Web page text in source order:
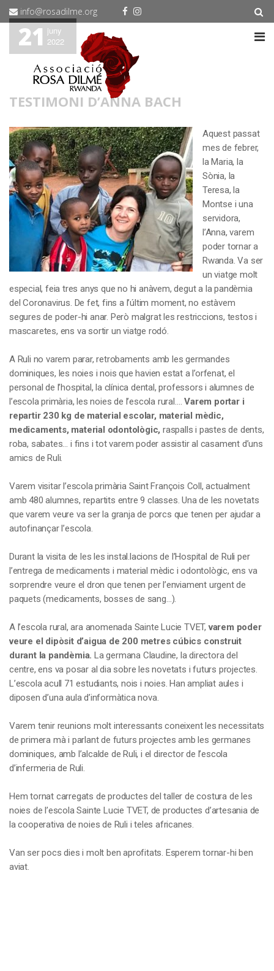
info@rosadilme.org
21 juny
2022
TESTIMONI D’ANNA BACH
Aquest passat
mes de febrer,
la Maria, la
Sònia, la
Teresa, la
Montse i una
servidora,
l’Anna, varem
poder tornar a
Rwanda. Va ser
un viatge molt
especial, feia tres anys que no hi anàvem, degut a la pandèmia
del Coronavirus. De fet, fins a l’últim moment, no estàvem
segures de poder-hi anar. Però malgrat les restriccions, testos i
mascaretes, ens va sortir un viatge rodó.
A Ruli no varem parar, retrobaments amb les germandes
dominiques, les noies i nois que havien estat a l’orfenat, el
personal de l’hospital, la clínica dental, professors i alumnes de
l’escola primària, les noies de l’escola rural….Varem portar i
repartir 230 kg de material escolar, material mèdic,
medicaments, material odontològic, raspalls i pastes de dents,
roba, sabates… i fins i tot varem poder assistir al casament d’uns
amics de Ruli.
Varem visitar l’escola primària Saint François Coll, actualment
amb 480 alumnes, repartits entre 9 classes. Una de les novetats
que varem veure va ser la granja de porcs que tenen per ajudar a
autofinançar l’escola.
Durant la visita de les les instal.lacions de l’Hospital de Ruli per
l’entrega de medicaments i material mèdic i odontològic, ens va
sorprendre veure el dron que tenen per l’enviament urgent de
paquets (medicaments, bosses de sang…).
A l’escola rural, ara anomenada Sainte Lucie TVET,varem poder
veure el dipòsit d’aigua de 200 metres cúbics construit
durant la pandèmia. La germana Claudine, la directora del
centre, ens va posar al dia sobre les novetats i futurs projectes.
L’escola acull 71 estudiants, nois i noies. Han ampliat aules i
diposen d’una aula d’informàtica nova.
Varem tenir reunions molt interessants coneixent les necessitats
de primera mà i parlant de futurs projectes amb les germanes
dominiques, amb l’alcalde de Ruli, i el director de l’escola
d’infermeria de Ruli.
Hem tornat carregats de productes del taller de costura de les
noies de l’escola Sainte Lucie TVET, de productes d’artesania de
la cooperativa de noies de Ruli i teles africanes.
Van ser pocs dies i molt ben aprofitats. Esperem tornar-hi ben
aviat.